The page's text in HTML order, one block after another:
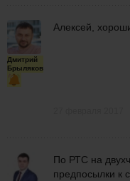
Дмитрий
Брыляков
Алексей,
По РТС на
предпосылки к